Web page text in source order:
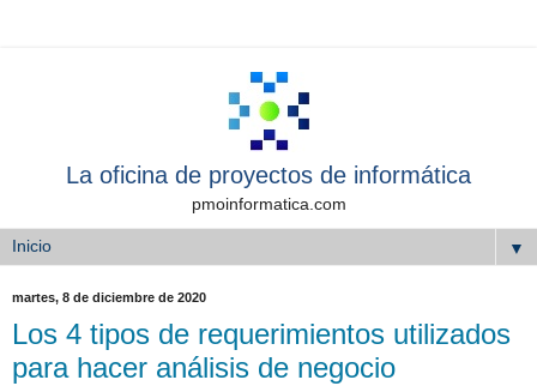
La oficina de proyectos de informática
pmoinformatica.com
▼
martes, 8 de diciembre de 2020
Los 4 tipos de requerimientos utilizados
para hacer análisis de negocio